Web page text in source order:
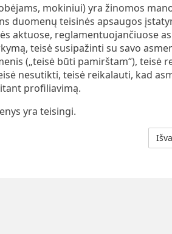
mokiniui) yra žinomos
duomenų teisinės apsaugos
aktuose, reglamentuojančiuose
teisė susipažinti su savo
(„teisė būti pamirštam“), teisė
nesutikti, teisė reikalauti, kad
profiliavimą.
yra teisingi.